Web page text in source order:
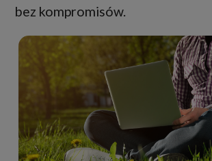
bez kompromisów.